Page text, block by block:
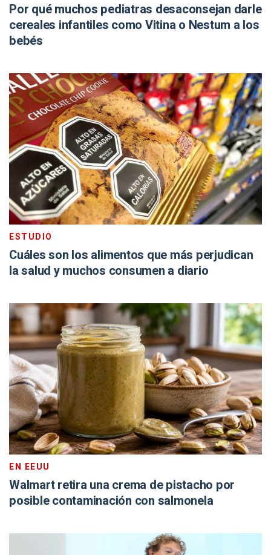
Por qué muchos pediatras desaconsejan darle
cereales infantiles como Vitina o Nestum a los
bebés
ESTUDIO
Cuáles son los alimentos que más perjudican
la salud y muchos consumen a diario
EN EEUU
Walmart retira una crema de pistacho por
posible contaminación con salmonela